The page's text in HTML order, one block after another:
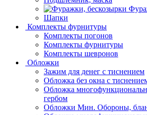
Шапки
Комплекты фурнитуры
Комплекты погонов
Комплекты фурнитуры
Комплекты шевронов
Обложки
Зажим для денег с тиснением
Обложка без окна с
Обложка
гербом
Обложки Мин. Обороны,